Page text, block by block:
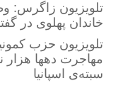
تلویزیون زاگرس:
خاندان پهلوی در
تلویزیون حزب
مهاجرت دهها
سبته‌ی اسپانیا